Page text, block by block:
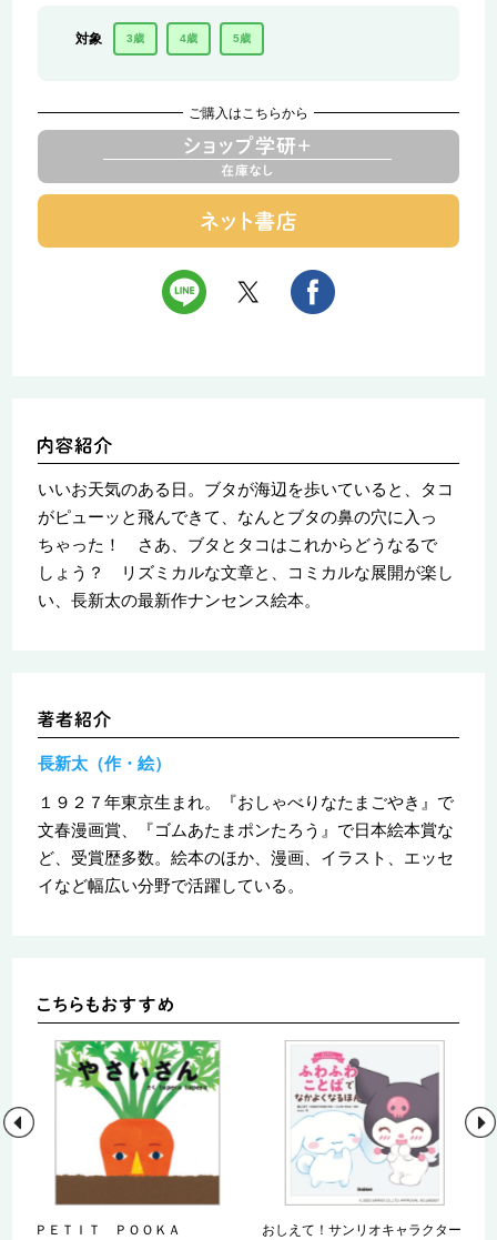
対象 3歳 4歳 5歳
ご購入はこちらから
いいお天気のある日。ブタが海辺を歩いていると、タコ
がピューッと飛んできて、なんとブタの鼻の穴に入っ
ちゃった！ さあ、ブタとタコはこれからどうなるで
しょう？ リズミカルな文章と、コミカルな展開が楽し
い、長新太の最新作ナンセンス絵本。
長新太（作・絵）
１９２７年東京生まれ。『おしゃべりなたまごやき』で
文春漫画賞、『ゴムあたまポンたろう』で日本絵本賞な
ど、受賞歴多数。絵本のほか、漫画、イラスト、エッセ
イなど幅広い分野で活躍している。
ＰＥＴＩＴ ＰＯＯＫＡ
おしえて！サンリオキャラクター